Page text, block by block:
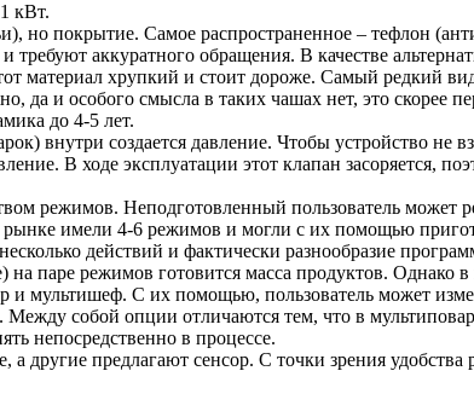
кВт.
но покрытие. Самое распространенное – тефлон
аккуратного обращения. В качестве
материал хрупкий и стоит дороже. Самый редкий
да и особого смысла в таких чашах нет, это скорее
до 4-5 лет.
внутри создается давление. Чтобы устройство не
В ходе эксплуатации этот клапан засоряется,
режимов. Неподготовленный пользователь может
рынке имели 4-6 режимов и могли с их помощью
действий и фактически разнообразие
паре режимов готовится масса продуктов. Однако
и мультишеф. С их помощью, пользователь может
собой опции отличаются тем, что в
непосредственно в процессе.
другие предлагают сенсор. С точки зрения